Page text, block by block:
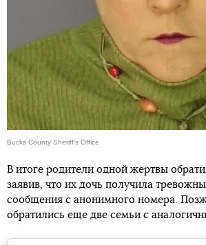
Bucks County Sheriff's Office
В итоге родители одной жертвы
заявив, что их дочь получила
сообщения с анонимного номера.
обратились еще две семьи с